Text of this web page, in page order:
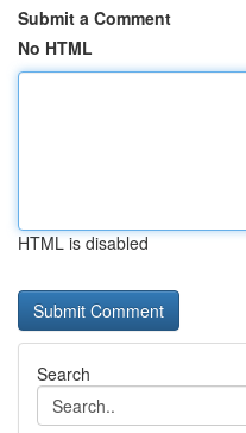
Submit a Comment
No HTML
HTML is disabled
Search